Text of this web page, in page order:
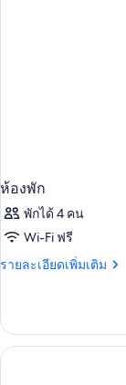
ห้องพัก
พักได้ 4 คน
Wi-Fi ฟรี
รายละเอียดเพิ่มเติม
ราย
เกี่ยว
กับ
ห้อง